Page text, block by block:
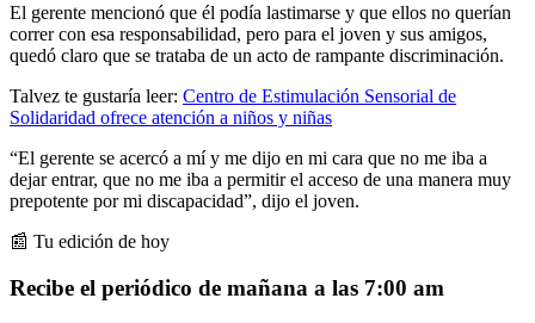
El gerente mencionó que él podía lastimarse y que ellos no querían
correr con esa responsabilidad, pero para el joven y sus amigos,
quedó claro que se trataba de un acto de rampante discriminación.
Talvez te gustaría leer: Centro de Estimulación Sensorial de
Solidaridad ofrece atención a niños y niñas
“El gerente se acercó a mí y me dijo en mi cara que no me iba a
dejar entrar, que no me iba a permitir el acceso de una manera muy
prepotente por mi discapacidad”, dijo el joven.
📰 Tu edición de hoy
Recibe el periódico de mañana a las 7:00 am